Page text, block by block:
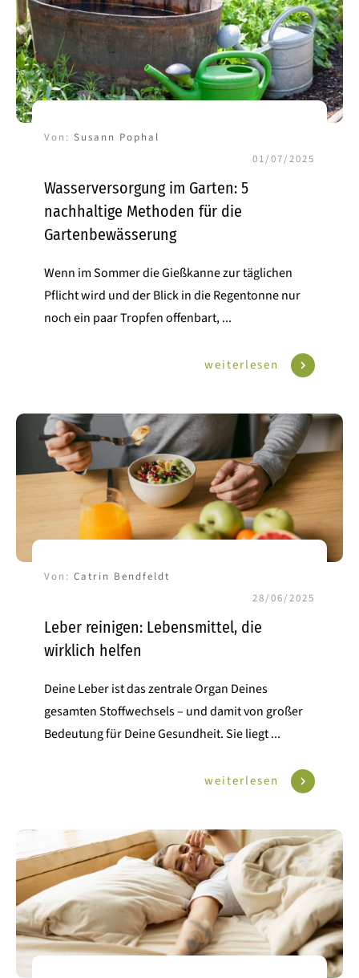
Von:Susann Pophal
01/07/2025
Wasserversorgung im Garten: 5
nachhaltige Methoden für die
Gartenbewässerung
Wenn im Sommer die Gießkanne zur täglichen
Pflicht wird und der Blick in die Regentonne nur
noch ein paar Tropfen offenbart,...
weiterlesen
Von:Catrin Bendfeldt
28/06/2025
Leber reinigen: Lebensmittel, die
wirklich helfen
Deine Leber ist das zentrale Organ Deines
gesamten Stoffwechsels – und damit von großer
Bedeutung für Deine Gesundheit. Sie liegt...
weiterlesen